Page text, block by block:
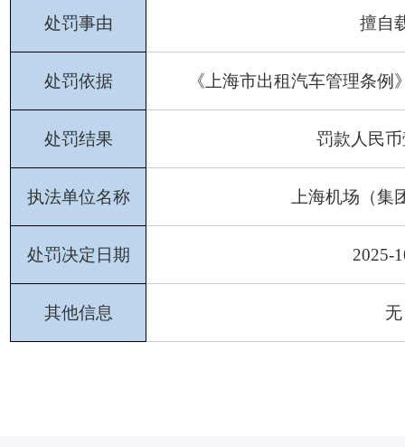
处罚事由 擅自
处罚依据 《上海市出租汽车管理条例
处罚结果 罚款人民币
执法单位名称 上海机场（集
处罚决定日期 2025-
其他信息 无